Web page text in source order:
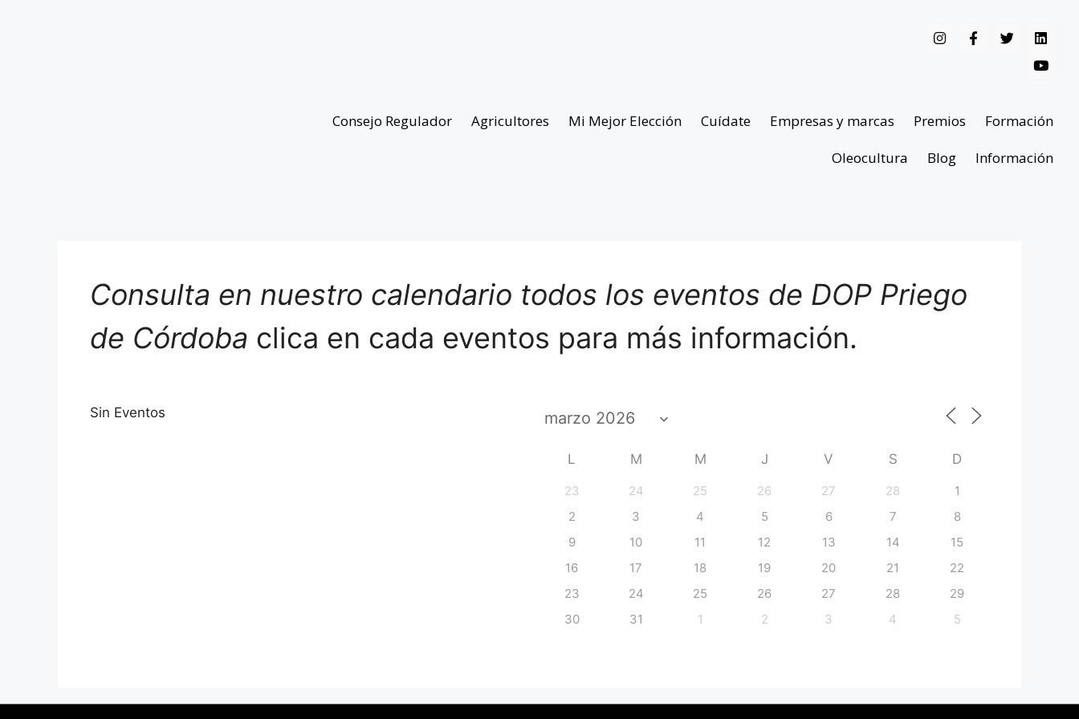
Consejo Regulador Agricultores Mi Mejor Elección Cuídate Empresas y marcas Premios
Formación
Oleocultura
Blog Información
Consulta en nuestro calendario todos los eventos de DOP Priego
de Córdoba clica en cada eventos para más información.
Sin Eventos
L M M J V S D
23 24 25 26 27 28
1
2
3 4 5 6 7
8
9
10 11 12 13 14
15
16
17 18 19 20 21
22
23
24 25 26 27 28
29
30
31 1 2 3 4 5